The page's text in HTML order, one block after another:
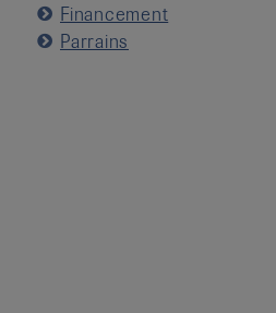
Financement
Parrains